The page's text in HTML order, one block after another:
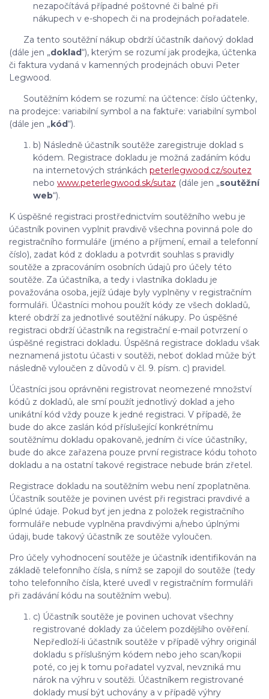
nezapočítává případné poštovné či balné při
nákupech v e-shopech či na prodejnách pořadatele.
Za tento soutěžní nákup obdrží účastník daňový doklad
(dále jen „doklad“), kterým se rozumí jak prodejka, účtenka
či faktura vydaná v kamenných prodejnách obuvi Peter
Legwood.
Soutěžním kódem se rozumí: na účtence: číslo účtenky,
na prodejce: variabilní symbol a na faktuře: variabilní symbol
(dále jen „kód“).
b) Následně účastník soutěže zaregistruje doklad s
kódem. Registrace dokladu je možná zadáním kódu
na internetových stránkách peterlegwood.cz/soutez
nebo www.peterlegwood.sk/sutaz (dále jen „soutěžní
web“).
K úspěšné registraci prostřednictvím soutěžního webu je
účastník povinen vyplnit pravdivě všechna povinná pole do
registračního formuláře (jméno a příjmení, email a telefonní
číslo), zadat kód z dokladu a potvrdit souhlas s pravidly
soutěže a zpracováním osobních údajů pro účely této
soutěže. Za účastníka, a tedy i vlastníka dokladu je
považována osoba, jejíž údaje byly vyplněny v registračním
formuláři. Účastníci mohou použít kódy ze všech dokladů,
které obdrží za jednotlivé soutěžní nákupy. Po úspěšné
registraci obdrží účastník na registrační e-mail potvrzení o
úspěšné registraci dokladu. Úspěšná registrace dokladu však
neznamená jistotu účasti v soutěži, neboť doklad může být
následně vyloučen z důvodů v čl. 9. písm. c) pravidel.
Účastníci jsou oprávněni registrovat neomezené množství
kódů z dokladů, ale smí použít jednotlivý doklad a jeho
unikátní kód vždy pouze k jedné registraci. V případě, že
bude do akce zaslán kód příslušející konkrétnímu
soutěžnímu dokladu opakovaně, jedním či více účastníky,
bude do akce zařazena pouze první registrace kódu tohoto
dokladu a na ostatní takové registrace nebude brán zřetel.
Registrace dokladu na soutěžním webu není zpoplatněna.
Účastník soutěže je povinen uvést při registraci pravdivé a
úplné údaje. Pokud byť jen jedna z položek registračního
formuláře nebude vyplněna pravdivými a/nebo úplnými
údaji, bude takový účastník ze soutěže vyloučen.
Pro účely vyhodnocení soutěže je účastník identifikován na
základě telefonního čísla, s nímž se zapojil do soutěže (tedy
toho telefonního čísla, které uvedl v registračním formuláři
při zadávání kódu na soutěžním webu).
c) Účastník soutěže je povinen uchovat všechny
registrované doklady za účelem pozdějšího ověření.
Nepředloží-li účastník soutěže v případě výhry originál
dokladu s příslušným kódem nebo jeho scan/kopii
poté, co jej k tomu pořadatel vyzval, nevzniká mu
nárok na výhru v soutěži. Účastníkem registrované
doklady musí být uchovány a v případě výhry